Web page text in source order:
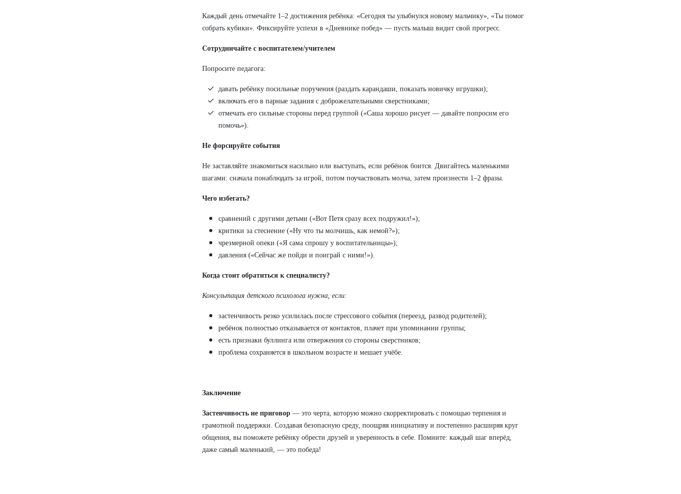
Каждый день отмечайте 1–2 достижения ребёнка: «Сегодня ты улыбнулся новому мальчику», «Ты помог
собрать кубики». Фиксируйте успехи в «Дневнике побед» — пусть малыш видит свой прогресс.
Сотрудничайте с воспитателем/учителем
Попросите педагога:
давать ребёнку посильные поручения (раздать карандаши, показать новичку игрушки);
включать его в парные задания с доброжелательными сверстниками;
отмечать его сильные стороны перед группой («Саша хорошо рисует — давайте попросим его
помочь»).
Не форсируйте события
Не заставляйте знакомиться насильно или выступать, если ребёнок боится. Двигайтесь маленькими
шагами: сначала понаблюдать за игрой, потом поучаствовать молча, затем произнести 1–2 фразы.
Чего избегать?
сравнений с другими детьми («Вот Петя сразу всех подружил!»);
критики за стеснение («Ну что ты молчишь, как немой?»);
чрезмерной опеки («Я сама спрошу у воспитательницы»);
давления («Сейчас же пойди и поиграй с ними!»).
Когда стоит обратиться к специалисту?
Консультация детского психолога нужна, если:
застенчивость резко усилилась после стрессового события (переезд, развод родителей);
ребёнок полностью отказывается от контактов, плачет при упоминании группы;
есть признаки буллинга или отвержения со стороны сверстников;
проблема сохраняется в школьном возрасте и мешает учёбе.
Заключение
Застенчивость не приговор — это черта, которую можно скорректировать с помощью терпения и
грамотной поддержки. Создавая безопасную среду, поощряя инициативу и постепенно расширяя круг
общения, вы поможете ребёнку обрести друзей и уверенность в себе. Помните: каждый шаг вперёд,
даже самый маленький, — это победа!